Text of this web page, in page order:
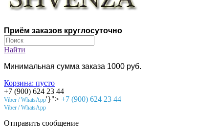
Приём заказов круглосуточно
Найти
Минимальная сумма заказа 1000 руб.
Корзина: пусто
+7 (900) 624 23 44
Viber / WhatsApp'}"> +7 (900) 624 23 44
Viber / WhatsApp
Отправить сообщение